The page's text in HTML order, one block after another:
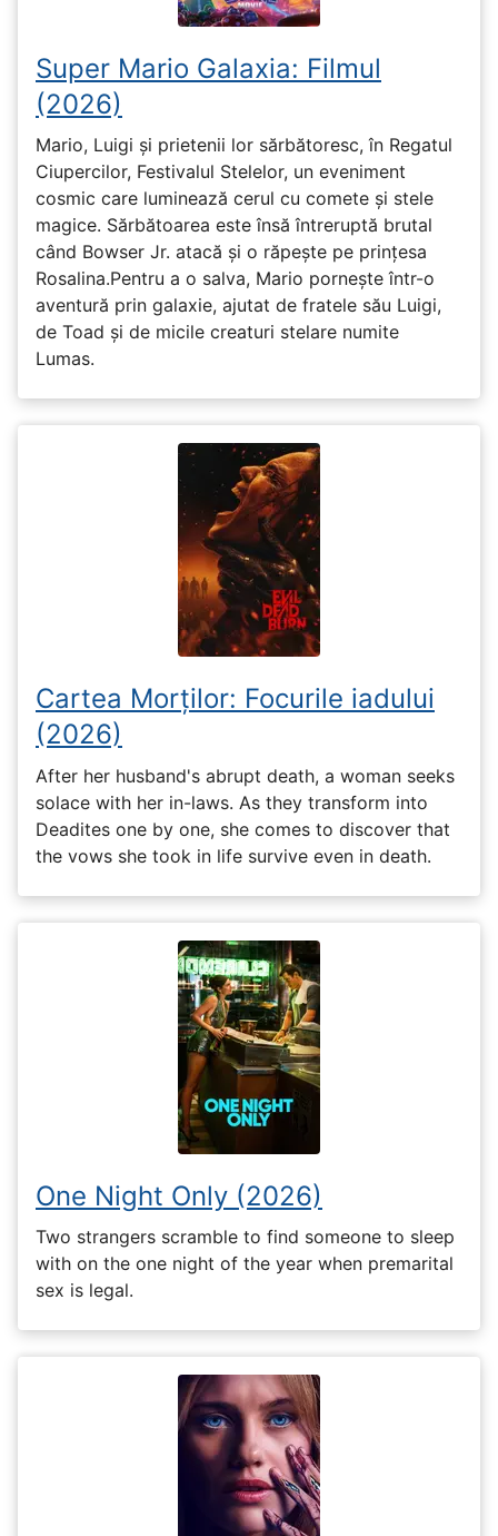
Super Mario Galaxia: Filmul
(2026)
Mario, Luigi și prietenii lor sărbătoresc, în Regatul
Ciupercilor, Festivalul Stelelor, un eveniment
cosmic care luminează cerul cu comete și stele
magice. Sărbătoarea este însă întreruptă brutal
când Bowser Jr. atacă și o răpește pe prinţesa
Rosalina.Pentru a o salva, Mario pornește într-o
aventură prin galaxie, ajutat de fratele său Luigi,
de Toad și de micile creaturi stelare numite
Lumas.
Cartea Morților: Focurile iadului
(2026)
After her husband's abrupt death, a woman seeks
solace with her in-laws. As they transform into
Deadites one by one, she comes to discover that
the vows she took in life survive even in death.
One Night Only (2026)
Two strangers scramble to find someone to sleep
with on the one night of the year when premarital
sex is legal.